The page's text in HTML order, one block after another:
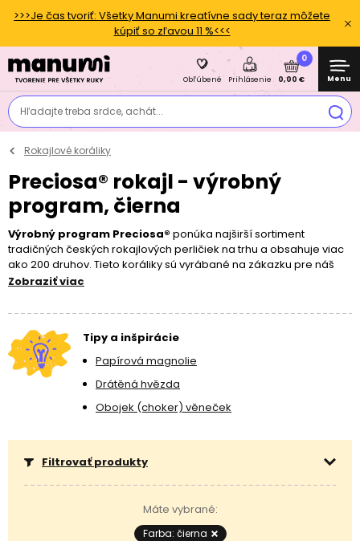
>>>Je čas tvoriť: Všetky Manumi kreatívne sady teraz môžete
kúpiť so zľavou 11 %<<<
Hľadajte treba srdce, achát...
Obľúbené Prihlásenie
0
0,00 € Menu
Rokajlové koráliky
Preciosa® rokajl - výrobný
program, čierna
Výrobný program Preciosa® ponúka najširší sortiment
tradičných českých rokajlových perličiek na trhu a obsahuje viac
ako 200 druhov. Tieto koráliky sú vyrábané na zákazku pre náš
obchod Manumi.sk, a to výhradne v prvej exportnej kvalite. Vďaka
vhodné na väčšie korálikové projekty, vyšívanie obrazov, tkanie
korálikov.
Zobraziť viac
Tipy a inšpirácie
Papírová magnolie
Drátěná hvězda
Obojek (choker) věneček
Filtrovať produkty
Máte vybrané:
Farba: čierna